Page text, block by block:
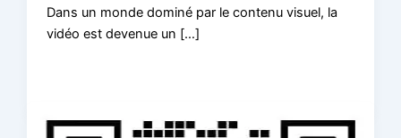
Dans un monde dominé par le contenu visuel, la
vidéo est devenue un […]